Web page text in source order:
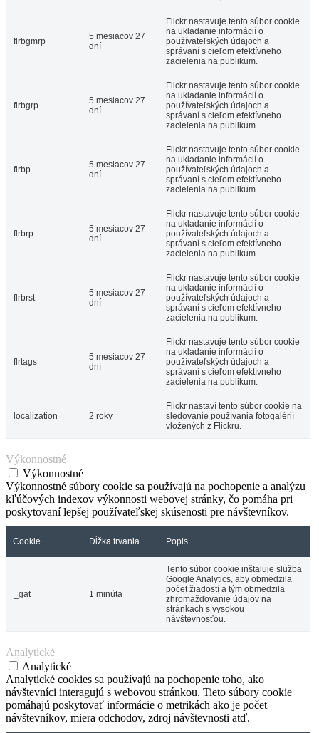
flrbgmrp
5 mesiacov 27
dní
Flickr nastavuje tento súbor cookie
na ukladanie informácií o
používateľských údajoch a
správaní s cieľom efektívneho
zacielenia na publikum.
flrbgrp
5 mesiacov 27
dní
Flickr nastavuje tento súbor cookie
na ukladanie informácií o
používateľských údajoch a
správaní s cieľom efektívneho
zacielenia na publikum.
flrbp
5 mesiacov 27
dní
Flickr nastavuje tento súbor cookie
na ukladanie informácií o
používateľských údajoch a
správaní s cieľom efektívneho
zacielenia na publikum.
flrbrp
5 mesiacov 27
dní
Flickr nastavuje tento súbor cookie
na ukladanie informácií o
používateľských údajoch a
správaní s cieľom efektívneho
zacielenia na publikum.
flrbrst
5 mesiacov 27
dní
Flickr nastavuje tento súbor cookie
na ukladanie informácií o
používateľských údajoch a
správaní s cieľom efektívneho
zacielenia na publikum.
flrtags
5 mesiacov 27
dní
Flickr nastavuje tento súbor cookie
na ukladanie informácií o
používateľských údajoch a
správaní s cieľom efektívneho
zacielenia na publikum.
localization 2 roky
Flickr nastaví tento súbor cookie na
sledovanie používania fotogalérií
vložených z Flickru.
Výkonnostné
Výkonnostné
Výkonnostné súbory cookie sa používajú na pochopenie a analýzu
kľúčových indexov výkonnosti webovej stránky, čo pomáha pri
poskytovaní lepšej používateľskej skúsenosti pre návštevníkov.
Cookie Dĺžka trvania Popis
_gat 1 minúta
Tento súbor cookie inštaluje služba
Google Analytics, aby obmedzila
počet žiadostí a tým obmedzila
zhromažďovanie údajov na
stránkach s vysokou
návštevnosťou.
Analytické
Analytické
Analytické cookies sa používajú na pochopenie toho, ako
návštevníci interagujú s webovou stránkou. Tieto súbory cookie
pomáhajú poskytovať informácie o metrikách ako je počet
návštevníkov, miera odchodov, zdroj návštevnosti atď.